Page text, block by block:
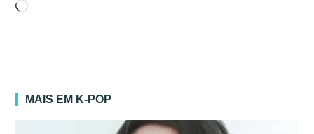
Carregando...
MAIS EM K-POP